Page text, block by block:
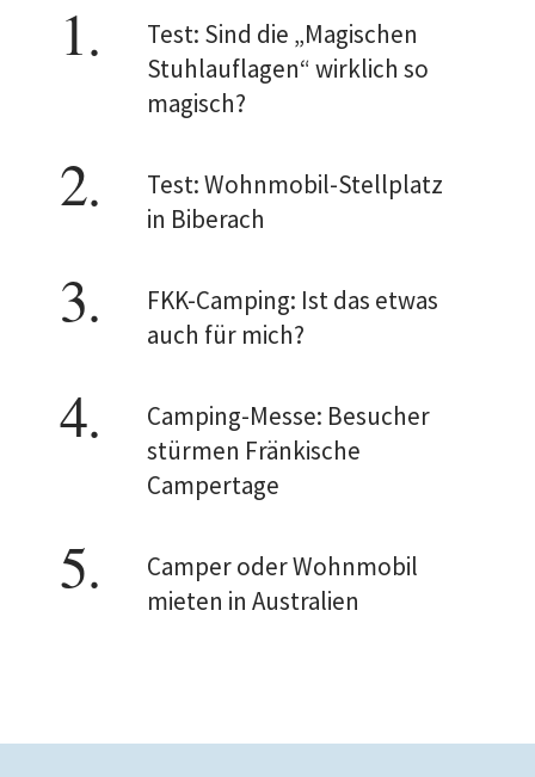
Test: Sind die „Magischen
Stuhlauflagen“ wirklich so
magisch?
Test: Wohnmobil-Stellplatz
in Biberach
FKK-Camping: Ist das etwas
auch für mich?
Camping-Messe: Besucher
stürmen Fränkische
Campertage
Camper oder Wohnmobil
mieten in Australien